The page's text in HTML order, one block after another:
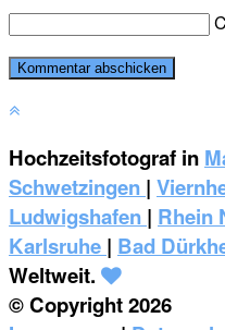
Hochzeitsfotograf in
Schwetzingen |
‎Ludwigshafen | Rhein
Karlsruhe | Bad
Weltweit.
© Copyright 2026